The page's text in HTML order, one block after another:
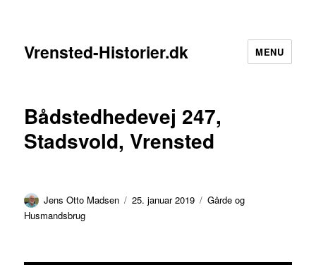
Vrensted-Historier.dk MENU
Bådstedhedevej 247,
Stadsvold, Vrensted
Forfatter
Jens Otto Madsen Udgivet
25. januar 2019 Kategorier
Gårde og
Husmandsbrug